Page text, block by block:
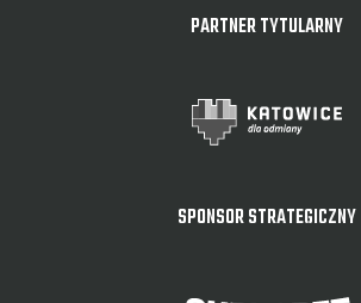
PARTNER TYTULARNY
SPONSOR STRATEGICZNY